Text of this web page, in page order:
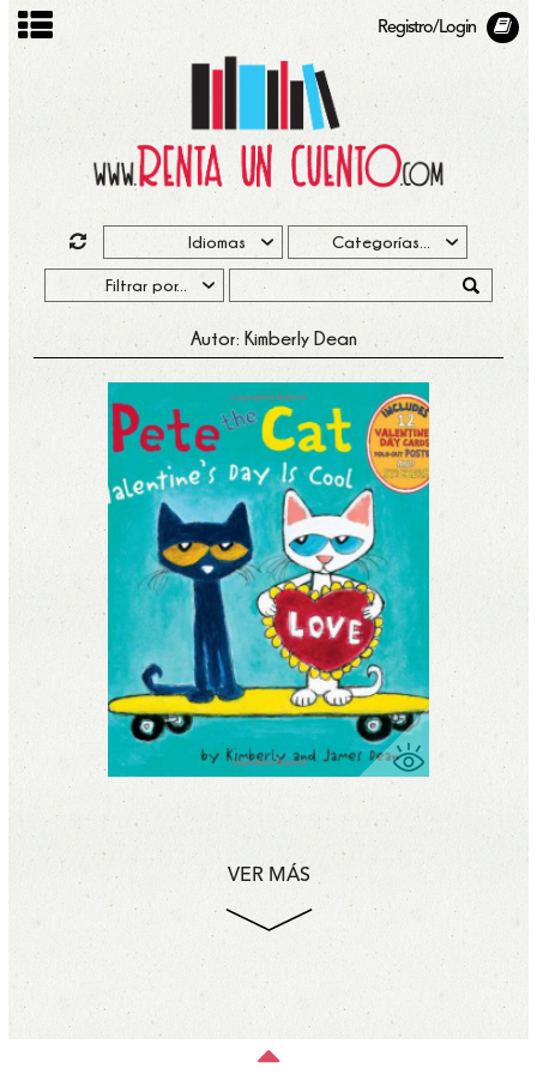
Registro/Login
Autor: Kimberly Dean
VER MÁS